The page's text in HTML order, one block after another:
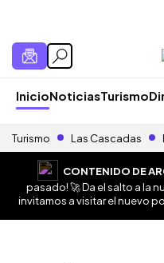
InicioNoticiasTurismo
Turismo Las Cascadas
CONTENIDO DE
pasado! 🚀 Da el salto a la
invitamos a visitar el nuevo